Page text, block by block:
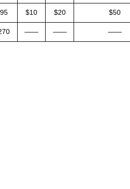
$10 $20 $50
—— —— ——